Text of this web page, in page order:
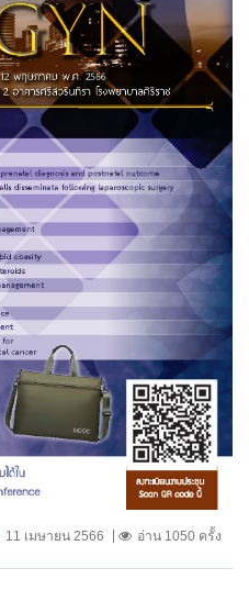
11 เมษายน 2566 อ่าน 1050 ครั้ง